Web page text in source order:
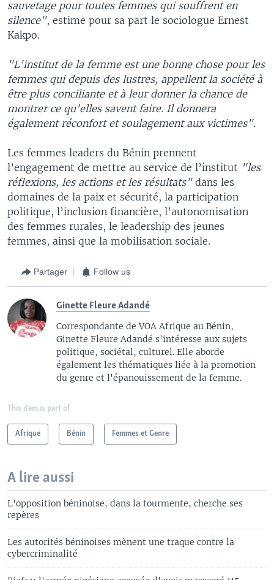
sauvetage pour toutes femmes qui souffrent en
silence", estime pour sa part le sociologue Ernest
Kakpo.
"L'institut de la femme est une bonne chose pour les
femmes qui depuis des lustres, appellent la société à
être plus conciliante et à leur donner la chance de
montrer ce qu'elles savent faire. Il donnera
également réconfort et soulagement aux victimes".
Les femmes leaders du Bénin prennent
l’engagement de mettre au service de l’institut "les
réflexions, les actions et les résultats"dans les
domaines de la paix et sécurité, la participation
politique, l’inclusion financière, l’autonomisation
des femmes rurales, le leadership des jeunes
femmes, ainsi que la mobilisation sociale.
Partager Follow us
Ginette Fleure Adandé
Correspondante de VOA Afrique au Bénin,
Ginette Fleure Adandé s'intéresse aux sujets
politique, sociétal, culturel. Elle aborde
également les thématiques liée à la promotion
du genre et l'épanouissement de la femme.
This item is part of
Afrique Bénin Femmes et Genre
A lire aussi
L'opposition béninoise, dans la tourmente, cherche ses
repères
Les autorités béninoises mènent une traque contre la
cybercriminalité